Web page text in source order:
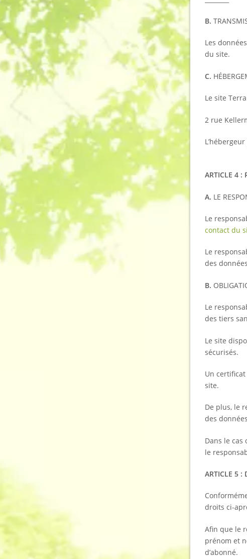
B.
Les
du site.
C.
Le site
2 rue
ARTICLE 4 :
A. LE
Le
contact du
Le
des
B.
Le
des tiers
Le site
sécurisés.
Un certificat
site.
De plus, le
des
Dans le
le
ARTICLE 5 :
droits ci-
Afin que le
prénom et
d’abonné.